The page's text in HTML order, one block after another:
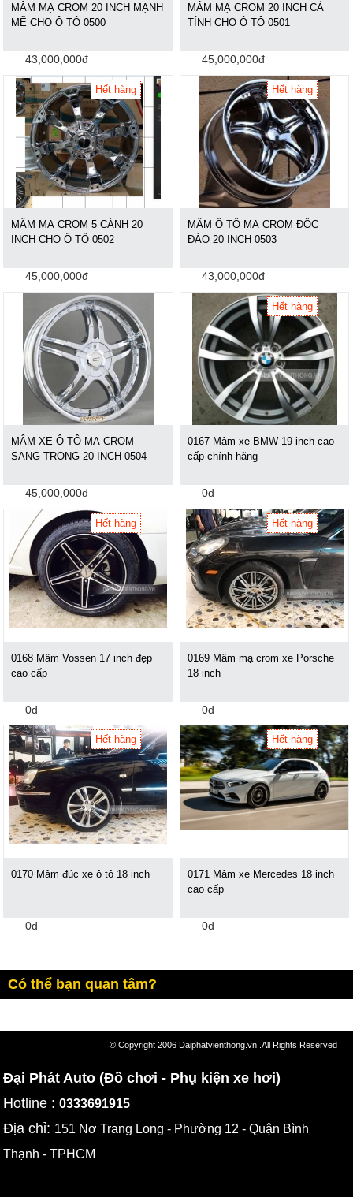
MÂM MẠ CROM 20 INCH MẠNH
MẼ CHO Ô TÔ 0500
43,000,000đ
MÂM MẠ CROM 20 INCH CÁ
TÍNH CHO Ô TÔ 0501
45,000,000đ
Hết hàng
MÂM MẠ CROM 5 CÁNH 20
INCH CHO Ô TÔ 0502
45,000,000đ
Hết hàng
MÂM Ô TÔ MẠ CROM ĐỘC
ĐÁO 20 INCH 0503
43,000,000đ
MÂM XE Ô TÔ MẠ CROM
SANG TRỌNG 20 INCH 0504
45,000,000đ
Hết hàng
0167 Mâm xe BMW 19 inch cao
cấp chính hãng
0đ
Hết hàng
0168 Mâm Vossen 17 inch đẹp
cao cấp
0đ
Hết hàng
0169 Mâm mạ crom xe Porsche
18 inch
0đ
Hết hàng
0170 Mâm đúc xe ô tô 18 inch
0đ
Hết hàng
0171 Mâm xe Mercedes 18 inch
cao cấp
0đ
Có thể bạn quan tâm?
© Copyright 2006 Daiphatvienthong.vn .All Rights Reserved
Đại Phát Auto (Đồ chơi - Phụ kiện xe hơi)
Hotline :0333691915
Địa chỉ: 151 Nơ Trang Long - Phường 12 - Quận Bình
Thạnh - TPHCM